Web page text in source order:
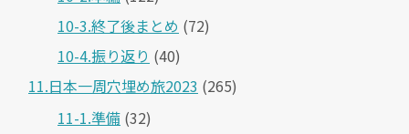
10-3.終了後まとめ (72)
10-4.振り返り (40)
11.日本一周穴埋め旅2023 (265)
11-1.準備 (32)